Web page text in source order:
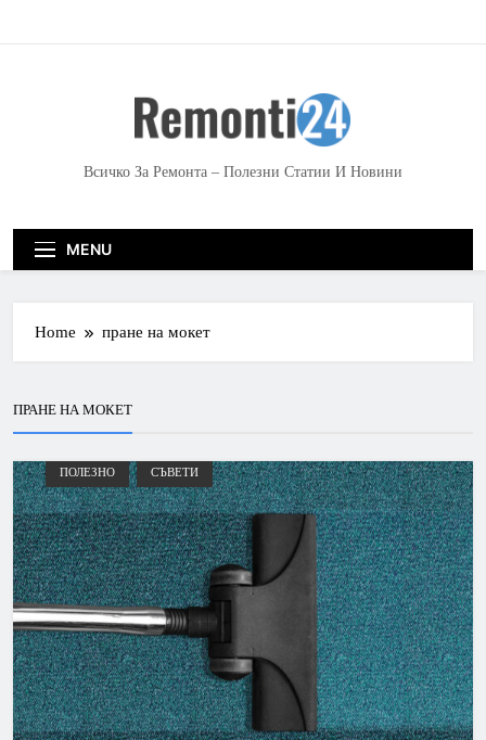
e
Всичко За Ремонта – Полезни Статии И Новини
MENU
Home пране на мокет
ПРАНЕ НА МОКЕТ
ПОЛЕЗНО СЪВЕТИ